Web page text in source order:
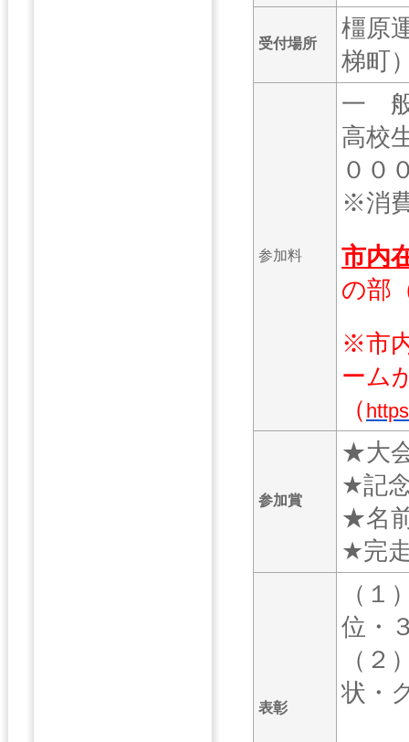
受付場所
橿原
梯町
参加料
一
高校
００
※消
市内
の部
※市
ーム
（
参加賞
★大
★記
★名
★完
表彰
（
位・
（
状・